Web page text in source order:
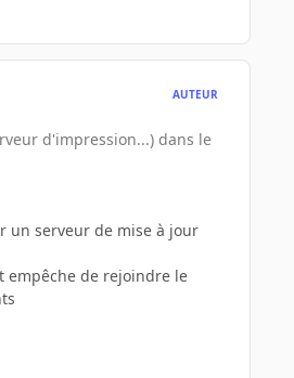
AUTEUR
d'impression...) dans le
un serveur de mise à jour
empêche de rejoindre le